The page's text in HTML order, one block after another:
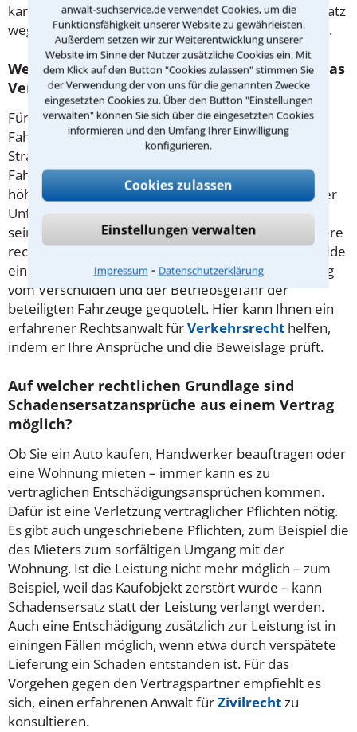
anwalt-suchservice.de verwendet Cookies, um die
Funktionsfähigkeit unserer Website zu gewährleisten.
Außerdem setzen wir zur Weiterentwicklung unserer
Website im Sinne der Nutzer zusätzliche Cookies ein. Mit
dem Klick auf den Button "Cookies zulassen" stimmen Sie
der Verwendung der von uns für die genannten Zwecke
eingesetzten Cookies zu. Über den Button "Einstellungen
verwalten" können Sie sich über die eingesetzten Cookies
informieren und den Umfang Ihrer Einwilligung
konfigurieren.
Cookies zulassen
Einstellungen verwalten
Impressum ⁃ Datenschutzerklärung
kann Ihnen helfen, Ihren Anspruch auf Schadensersatz
wegen eines fehlerhaften Produktes durchzusetzen.
Welche Schadensersatzansprüche gewährt das
Verkehrsrecht Unfallbeteiligten?
Für die Gefahr durch den reinen Betrieb eines
Fahrzeugs haftet immer dessen Halter, § 7
Straßenverkehrsgesetz. Dafür muss der
Fahrzeughalter nicht amUnfallschuld sein. Bei
höherer Gewalt wirkt diese Haftung jedoch nicht. Der
Unfallgegner haftet außerdem abhängig vom Grad
seines Verschuldens als Fahrer. Dafür gibt es mehrere
rechtliche Anspruchsgrundlagen. Häufig müssen beide
einen Teil des Schadens tragen; dieser wird abhängig
vom Verschulden und der Betriebsgefahr der
beteiligten Fahrzeuge gequotelt. Hier kann Ihnen ein
erfahrener Rechtsanwalt fürVerkehrsrecht helfen,
indem er Ihre Ansprüche und die Beweislage prüft.
Auf welcher rechtlichen Grundlage sind
Schadensersatzansprüche aus einem Vertrag
möglich?
Ob Sie ein Auto kaufen, Handwerker beauftragen oder
eine Wohnung mieten – immer kann es zu
vertraglichen Entschädigungsansprüchen kommen.
Dafür ist eine Verletzung vertraglicher Pflichten nötig.
Es gibt auch ungeschriebene Pflichten, zum Beispiel die
des Mieters zum sorfältigen Umgang mit der
Wohnung. Ist die Leistung nicht mehr möglich – zum
Beispiel, weil das Kaufobjekt zerstört wurde – kann
Schadensersatz statt der Leistung verlangt werden.
Auch eine Entschädigung zusätzlich zur Leistung ist in
einingen Fällen möglich, wenn etwa durch verspätete
Lieferung ein Schaden entstanden ist. Für das
Vorgehen gegen den Vertragspartner empfiehlt es
sich, einen erfahrenen Anwalt fürZivilrechtzu
konsultieren.